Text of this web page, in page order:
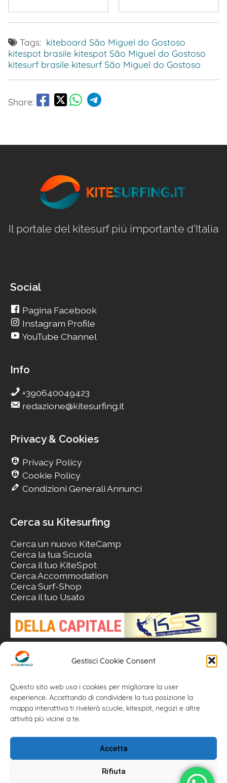
Gestisci Cookie Consent
Questo sito web usa i cookies per migliorare la user
experience. Accettando di condividere la tua posizione la
mappa interattiva ti rivelerà scuole, kitespot, negozi e altre
attività più vicine a te.
Accetta
Rifiuta
Tags: kiteboard São Miguel do Gostoso
kitespot brasile kitespot São Miguel do Gostoso
kitesurf brasile kitesurf São Miguel do Gostoso
Share:
Il portale del kitesurf più importante d'Italia
Social
Pagina Facebook
Instagram Profile
YouTube Channel
Info
+390640049423
redazione@kitesurfing.it
Privacy & Cookies
Privacy Policy
Cookie Policy
Condizioni Generali Annunci
Cerca su Kitesurfing
Cerca un nuovo KiteCamp
Cerca la tua Scuola
Cerca il tuo KiteSpot
Cerca Accommodation
Cerca Surf-Shop
Cerca il tuo Usato
Kitesurfing.it | Kite News | Kitecamp | Scuole | Corsi | ® 2026